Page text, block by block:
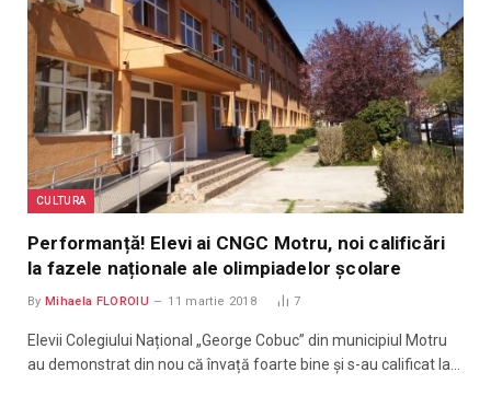
CULTURA
Performanță! Elevi ai CNGC Motru, noi calificări
la fazele naționale ale olimpiadelor școlare
By Mihaela FLOROIU 11 martie 2018 7
Elevii Colegiului Național „George Cobuc” din municipiul Motru
au demonstrat din nou că învață foarte bine și s-au calificat la…